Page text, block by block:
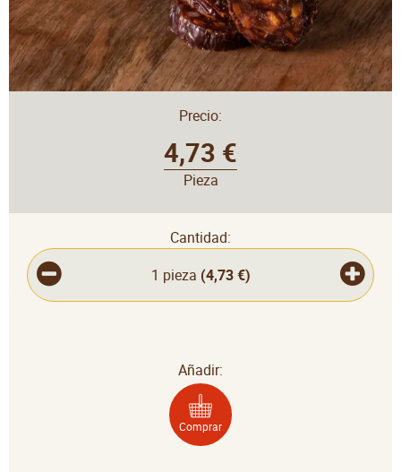
Precio:
4,73 €
Pieza
Cantidad:
1 pieza (4,73 €)
Añadir:
Comprar